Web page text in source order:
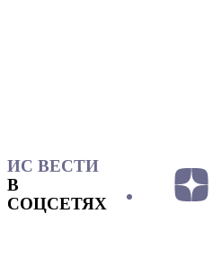
ИС ВЕСТИ
В
СОЦСЕТЯХ